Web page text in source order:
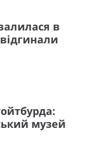
в
музей